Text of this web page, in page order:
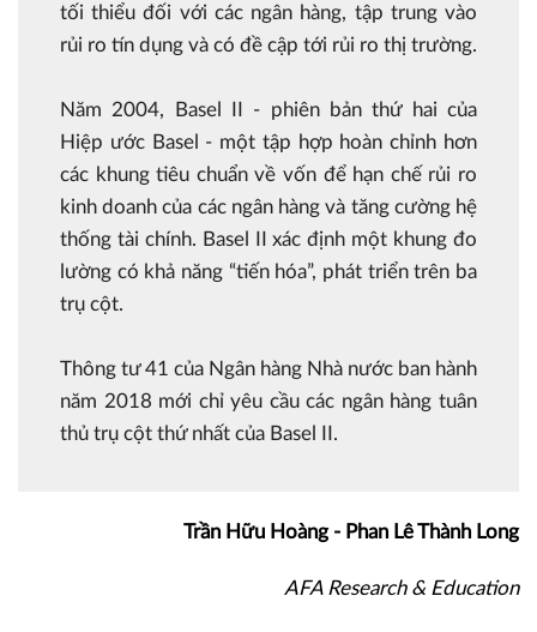
tối thiểu đối với các ngân hàng, tập trung vào
rủi ro tín dụng và có đề cập tới rủi ro thị trường.
Năm 2004, Basel II - phiên bản thứ hai của
Hiệp ước Basel - một tập hợp hoàn chỉnh hơn
các khung tiêu chuẩn về vốn để hạn chế rủi ro
kinh doanh của các ngân hàng và tăng cường hệ
thống tài chính. Basel II xác định một khung đo
lường có khả năng “tiến hóa”, phát triển trên ba
trụ cột.
Thông tư 41 của Ngân hàng Nhà nước ban hành
năm 2018 mới chỉ yêu cầu các ngân hàng tuân
thủ trụ cột thứ nhất của Basel II.
Trần Hữu Hoàng - Phan Lê Thành Long
AFA Research & Education